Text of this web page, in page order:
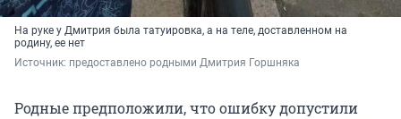
На руке у Дмитрия была татуировка, а на теле, доставленном на
родину, ее нет
Источник: предоставлено родными Дмитрия Горшняка
Родные предположили, что ошибку допустили